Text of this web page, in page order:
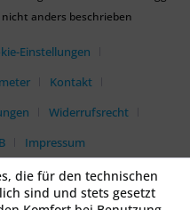
anders beschrieben
Einstellungen
Kontakt
Widerrufsrecht
Impressum
die für den technischen
sind und stets gesetzt